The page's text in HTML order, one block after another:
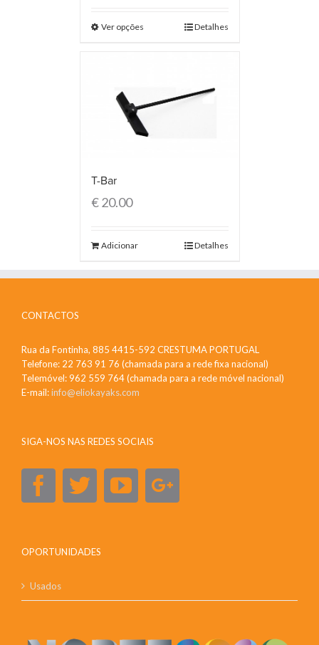
Ver opções Detalhes
T-Bar
€20.00
Adicionar Detalhes
CONTACTOS
Rua da Fontinha, 885 4415-592 CRESTUMA PORTUGAL
Telefone: 22 763 91 76 (chamada para a rede fixa nacional)
Telemóvel: 962 559 764 (chamada para a rede móvel nacional)
E-mail:info@eliokayaks.com
SIGA-NOS NAS REDES SOCIAIS
OPORTUNIDADES
Usados